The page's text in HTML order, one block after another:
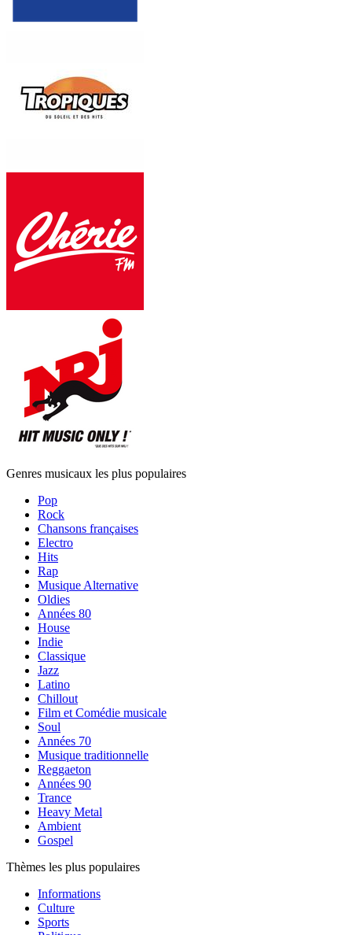
Genres musicaux les plus populaires
Pop
Rock
Chansons françaises
Electro
Hits
Rap
Musique Alternative
Oldies
Années 80
House
Indie
Classique
Jazz
Latino
Chillout
Film et Comédie musicale
Soul
Années 70
Musique traditionnelle
Reggaeton
Années 90
Trance
Heavy Metal
Ambient
Gospel
Thèmes les plus populaires
Informations
Culture
Sports